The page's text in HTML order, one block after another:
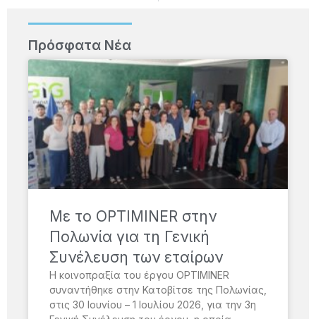
Πρόσφατα Νέα
Με το OPTIMINER στην
Πολωνία για τη Γενική
Συνέλευση των εταίρων
Η κοινοπραξία του έργου OPTIMINER
συναντήθηκε στην Κατοβίτσε της Πολωνίας,
στις 30 Ιουνίου – 1 Ιουλίου 2026, για την 3η